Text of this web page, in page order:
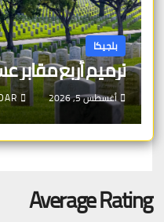
بلجيكا
ترميم أربع
أغسطس 5, 2026
Average Rating